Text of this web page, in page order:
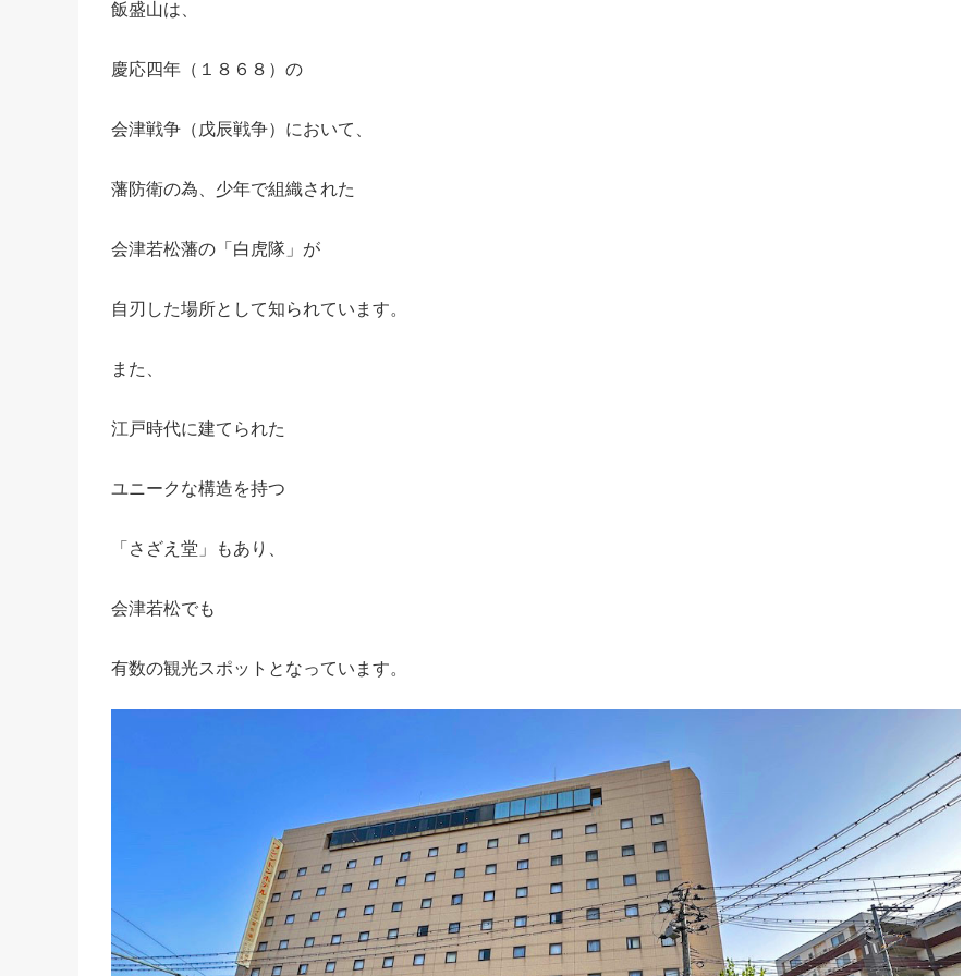
飯盛山は、
慶応四年（１８６８）の
会津戦争（戊辰戦争）において、
藩防衛の為、少年で組織された
会津若松藩の「白虎隊」が
自刃した場所として知られています。
また、
江戸時代に建てられた
ユニークな構造を持つ
「さざえ堂」もあり、
会津若松でも
有数の観光スポットとなっています。